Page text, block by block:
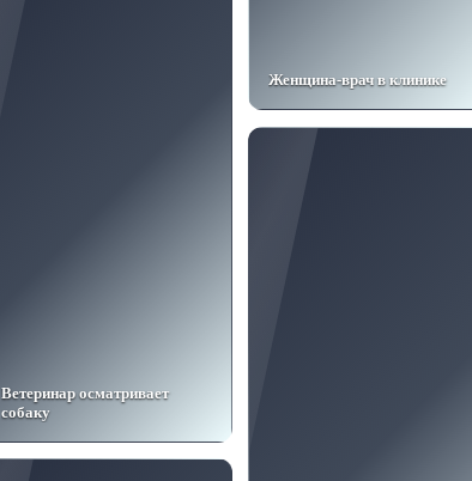
Женщина-врач в клинике
Ветеринар осматривает
собаку